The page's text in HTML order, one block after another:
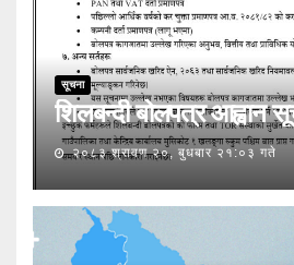
सूचना
शिलबन्दी बोलपत्र आह्वान
२०८३ श्रावण २०, बुधबार २१:०३ गते